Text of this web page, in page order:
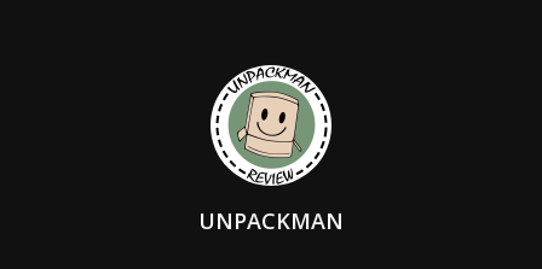
UNPACKMAN